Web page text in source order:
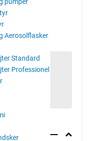
Aerosolflasker
Standard
Professionel